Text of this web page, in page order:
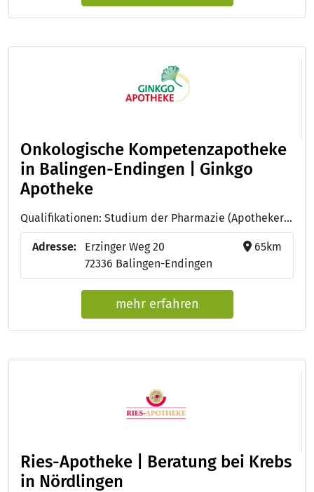
Onkologische Kompetenzapotheke
in Balingen-Endingen | Ginkgo
Apotheke
Qualifikationen: Studium der Pharmazie (Apotheker:in)
Adresse:
Erzinger Weg 20
72336 Balingen-Endingen
65km
mehr erfahren
Ries-Apotheke | Beratung bei Krebs
in Nördlingen